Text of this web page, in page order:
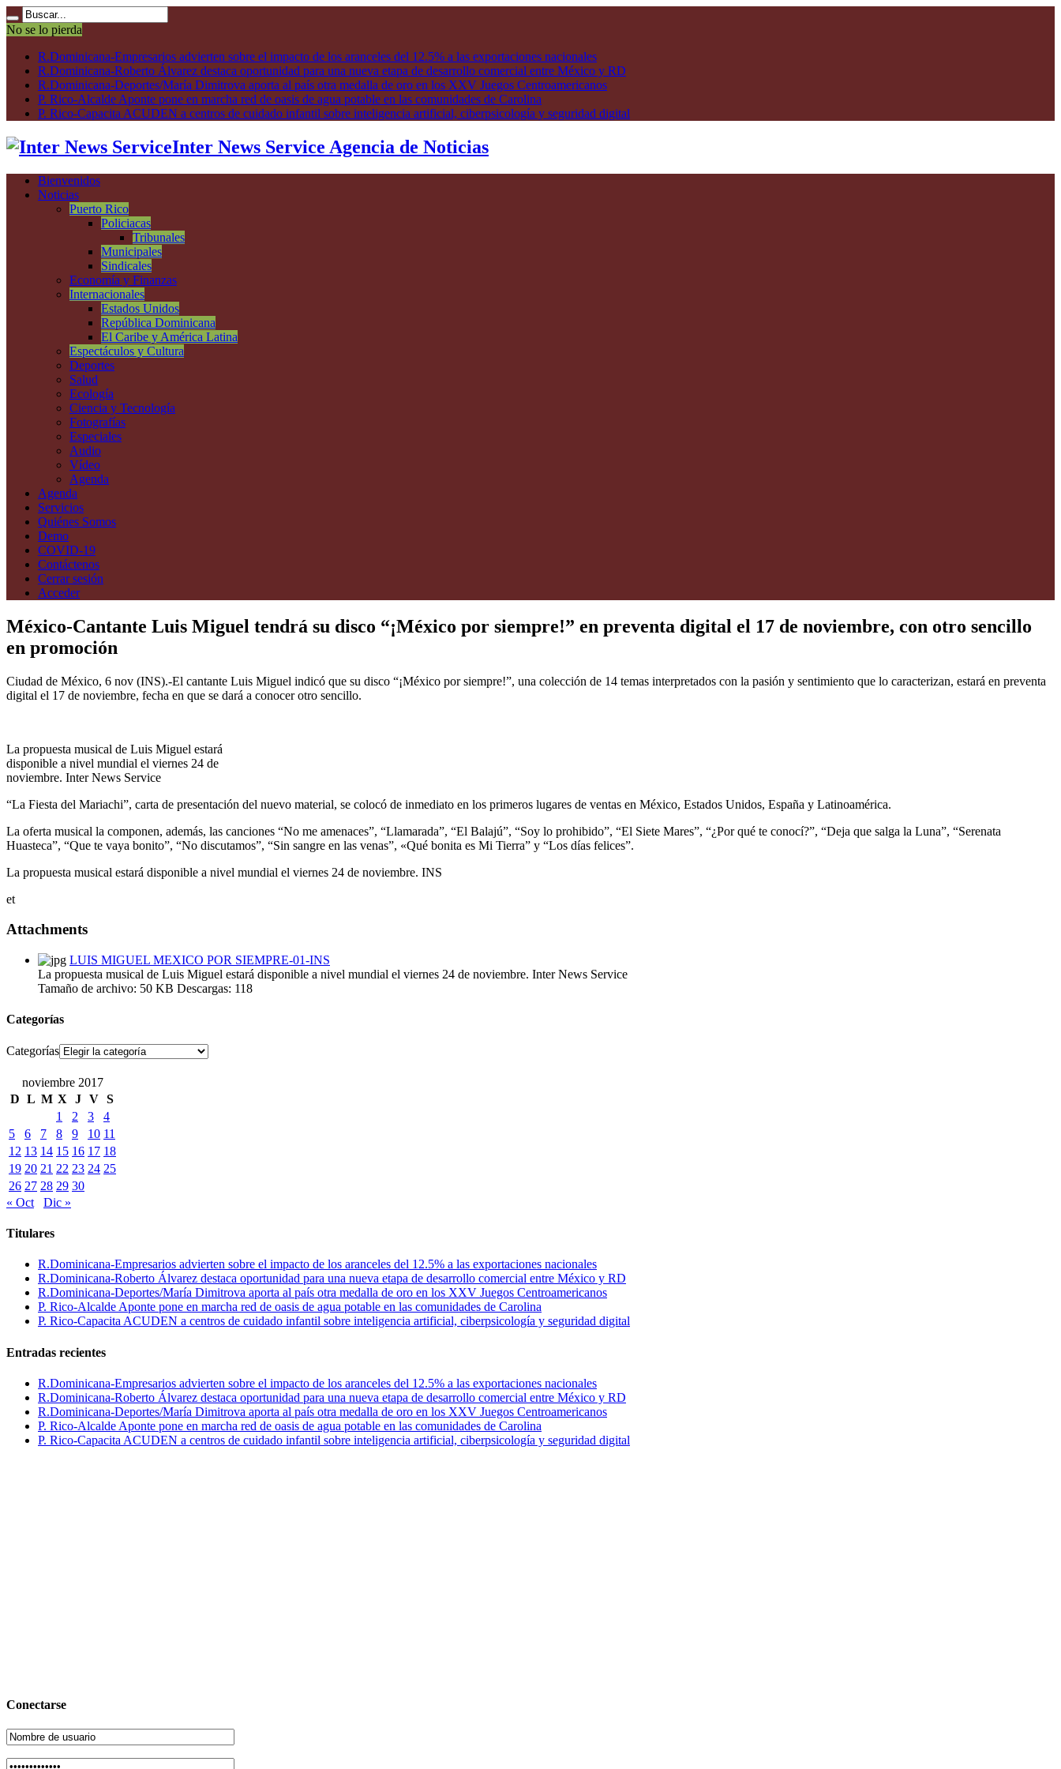
No se lo pierda
R.Dominicana-Empresarios advierten sobre el impacto de los aranceles del 12.5% a las exportaciones nacionales
R.Dominicana-Roberto Álvarez destaca oportunidad para una nueva etapa de desarrollo comercial entre México y RD
R.Dominicana-Deportes/María Dimitrova aporta al país otra medalla de oro en los XXV Juegos Centroamericanos
P. Rico-Alcalde Aponte pone en marcha red de oasis de agua potable en las comunidades de Carolina
P. Rico-Capacita ACUDEN a centros de cuidado infantil sobre inteligencia artificial, ciberpsicología y seguridad digital
Inter News Service Agencia de Noticias
Bienvenidos
Noticias
Puerto Rico
Policiacas
Tribunales
Municipales
Sindicales
Economía y Finanzas
Internacionales
Estados Unidos
República Dominicana
El Caribe y América Latina
Espectáculos y Cultura
Deportes
Salud
Ecología
Ciencia y Tecnología
Fotografías
Especiales
Audio
Vídeo
Agenda
Agenda
Servicios
Quiénes Somos
Demo
COVID-19
Contáctenos
Cerrar sesión
Acceder
México-Cantante Luis Miguel tendrá su disco “¡México por siempre!” en preventa digital el 17 de noviembre, con otro sencillo
en promoción
Ciudad de México, 6 nov (INS).-El cantante Luis Miguel indicó que su disco “¡México por siempre!”, una colección de 14 temas interpretados con la pasión y sentimiento que lo caracterizan, estará en preventa
digital el 17 de noviembre, fecha en que se dará a conocer otro sencillo.
La propuesta musical de Luis Miguel estará
disponible a nivel mundial el viernes 24 de
noviembre. Inter News Service
“La Fiesta del Mariachi”, carta de presentación del nuevo material, se colocó de inmediato en los primeros lugares de ventas en México, Estados Unidos, España y Latinoamérica.
La oferta musical la componen, además, las canciones “No me amenaces”, “Llamarada”, “El Balajú”, “Soy lo prohibido”, “El Siete Mares”, “¿Por qué te conocí?”, “Deja que salga la Luna”, “Serenata
Huasteca”, “Que te vaya bonito”, “No discutamos”, “Sin sangre en las venas”, «Qué bonita es Mi Tierra” y “Los días felices”.
La propuesta musical estará disponible a nivel mundial el viernes 24 de noviembre. INS
et
Attachments
LUIS MIGUEL MEXICO POR SIEMPRE-01-INS
La propuesta musical de Luis Miguel estará disponible a nivel mundial el viernes 24 de noviembre. Inter News Service
Tamaño de archivo: 50 KB Descargas: 118
Categorías
Categorías
noviembre 2017
D L M X J V S
1
2 3
4
5
6 7 8 9 10 11
12 13 14 15 16 17 18
19 20 21 22 23 24 25
26 27 28 29 30
« Oct
Dic »
Titulares
R.Dominicana-Empresarios advierten sobre el impacto de los aranceles del 12.5% a las exportaciones nacionales
R.Dominicana-Roberto Álvarez destaca oportunidad para una nueva etapa de desarrollo comercial entre México y RD
R.Dominicana-Deportes/María Dimitrova aporta al país otra medalla de oro en los XXV Juegos Centroamericanos
P. Rico-Alcalde Aponte pone en marcha red de oasis de agua potable en las comunidades de Carolina
P. Rico-Capacita ACUDEN a centros de cuidado infantil sobre inteligencia artificial, ciberpsicología y seguridad digital
Entradas recientes
R.Dominicana-Empresarios advierten sobre el impacto de los aranceles del 12.5% a las exportaciones nacionales
R.Dominicana-Roberto Álvarez destaca oportunidad para una nueva etapa de desarrollo comercial entre México y RD
R.Dominicana-Deportes/María Dimitrova aporta al país otra medalla de oro en los XXV Juegos Centroamericanos
P. Rico-Alcalde Aponte pone en marcha red de oasis de agua potable en las comunidades de Carolina
P. Rico-Capacita ACUDEN a centros de cuidado infantil sobre inteligencia artificial, ciberpsicología y seguridad digital
Conectarse